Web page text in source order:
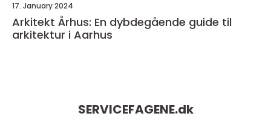
17. January 2024
Arkitekt Århus: En dybdegående guide til
arkitektur i Aarhus
SERVICEFAGENE.dk